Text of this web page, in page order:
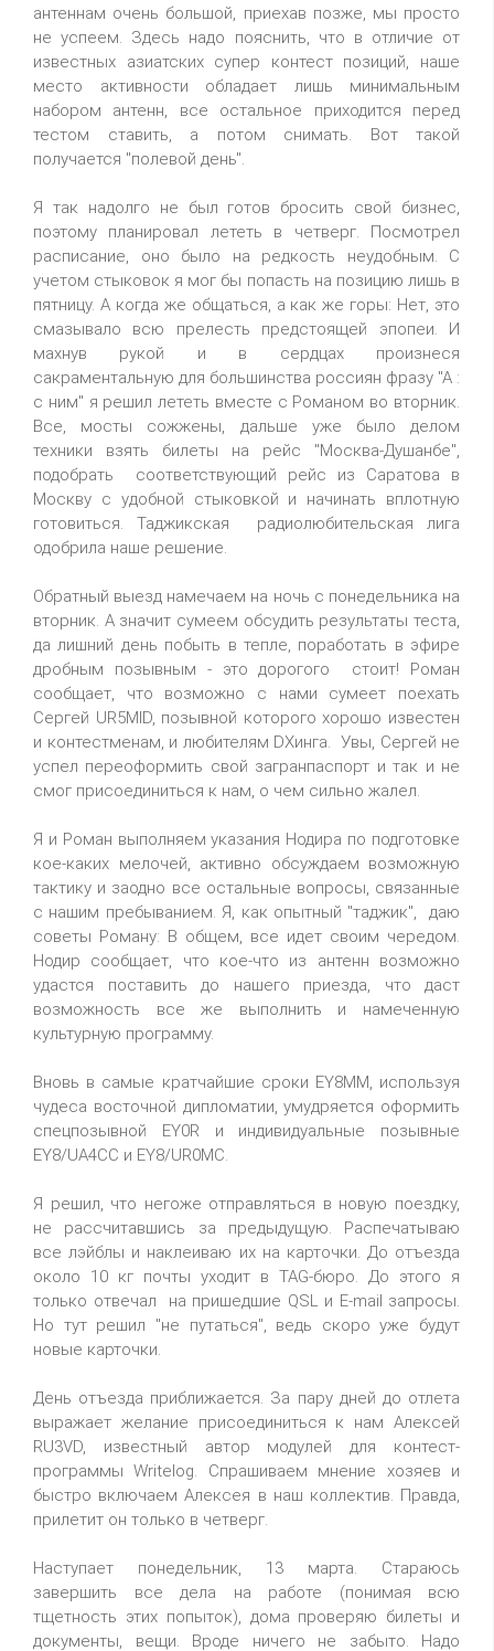
антеннам очень большой, приехав позже, мы просто
не успеем. Здесь надо пояснить, что в отличие от
известных азиатских супер контест позиций, наше
место активности обладает лишь минимальным
набором антенн, все остальное приходится перед
тестом ставить, а потом снимать. Вот такой
получается "полевой день".
Я так надолго не был готов бросить свой бизнес,
поэтому планировал лететь в четверг. Посмотрел
расписание, оно было на редкость неудобным. С
учетом стыковок я мог бы попасть на позицию лишь в
пятницу. А когда же общаться, а как же горы: Нет, это
смазывало всю прелесть предстоящей эпопеи. И
махнув рукой и в сердцах произнеся
сакраментальную для большинства россиян фразу "А :
с ним" я решил лететь вместе с Романом во вторник.
Все, мосты сожжены, дальше уже было делом
техники взять билеты на рейс "Москва-Душанбе",
подобрать соответствующий рейс из Саратова в
Москву с удобной стыковкой и начинать вплотную
готовиться. Таджикская радиолюбительская лига
одобрила наше решение.
Обратный выезд намечаем на ночь с понедельника на
вторник. А значит сумеем обсудить результаты теста,
да лишний день побыть в тепле, поработать в эфире
дробным позывным - это дорогого стоит! Роман
сообщает, что возможно с нами сумеет поехать
Сергей UR5MID, позывной которого хорошо известен
и контестменам, и любителям DXинга. Увы, Сергей не
успел переоформить свой загранпаспорт и так и не
смог присоединиться к нам, о чем сильно жалел.
Я и Роман выполняем указания Нодира по подготовке
кое-каких мелочей, активно обсуждаем возможную
тактику и заодно все остальные вопросы, связанные
с нашим пребыванием. Я, как опытный "таджик", даю
советы Роману: В общем, все идет своим чередом.
Нодир сообщает, что кое-что из антенн возможно
удастся поставить до нашего приезда, что даст
возможность все же выполнить и намеченную
культурную программу.
Вновь в самые кратчайшие сроки EY8MM, используя
чудеса восточной дипломатии, умудряется оформить
спецпозывной EY0R и индивидуальные позывные
EY8/UA4CC и EY8/UR0MC.
Я решил, что негоже отправляться в новую поездку,
не рассчитавшись за предыдущую. Распечатываю
все лэйблы и наклеиваю их на карточки. До отъезда
около 10 кг почты уходит в TAG-бюро. До этого я
только отвечал на пришедшие QSL и E-mail запросы.
Но тут решил "не путаться", ведь скоро уже будут
новые карточки.
День отъезда приближается. За пару дней до отлета
выражает желание присоединиться к нам Алексей
RU3VD, известный автор модулей для контест-
программы Writelog. Спрашиваем мнение хозяев и
быстро включаем Алексея в наш коллектив. Правда,
прилетит он только в четверг.
Наступает понедельник, 13 марта. Стараюсь
завершить все дела на работе (понимая всю
тщетность этих попыток), дома проверяю билеты и
документы, вещи. Вроде ничего не забыто. Надо